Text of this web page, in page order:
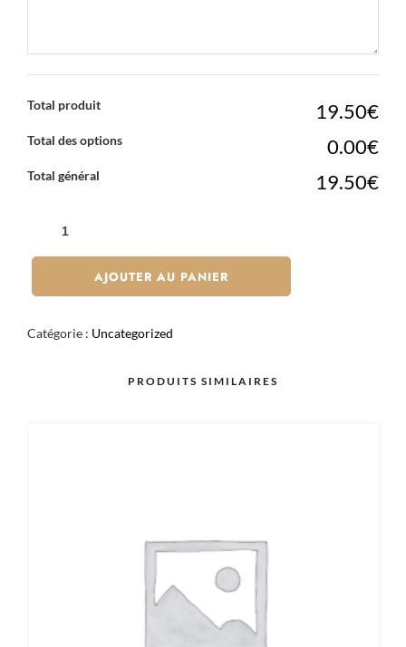
Total produit 19.50€
Total des options 0.00€
Total général 19.50€
ROLL
AJOUTER AU PANIER
Catégorie : Uncategorized
PRODUITS SIMILAIRES